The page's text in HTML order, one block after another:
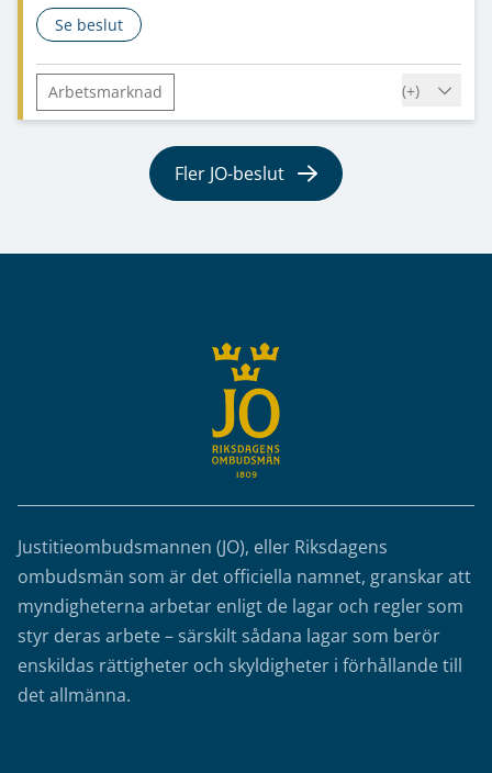
Se beslut
om Arbetsförmedlingen får allvarligt kritik bl.a. för att
Arbetsmarknad
Beslutsmotivering, utformning av beslut
Dokumentation
Underrättelse
(+)
Fler JO-beslut
Justitieombudsmannen (JO), eller Riksdagens
ombudsmän som är det officiella namnet, granskar att
myndigheterna arbetar enligt de lagar och regler som
styr deras arbete – särskilt sådana lagar som berör
enskildas rättigheter och skyldigheter i förhållande till
det allmänna.